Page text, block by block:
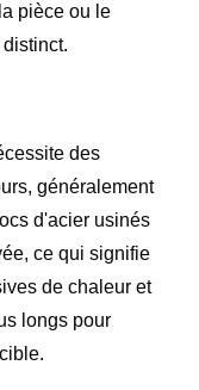
pièce ou le
des
généralement
d'acier usinés
ce qui signifie
de chaleur et
longs pour